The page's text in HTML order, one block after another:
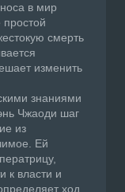
в мир
смерть
изменить
знаниями
Чжаоди шаг
из
Ей
к власти и
ход